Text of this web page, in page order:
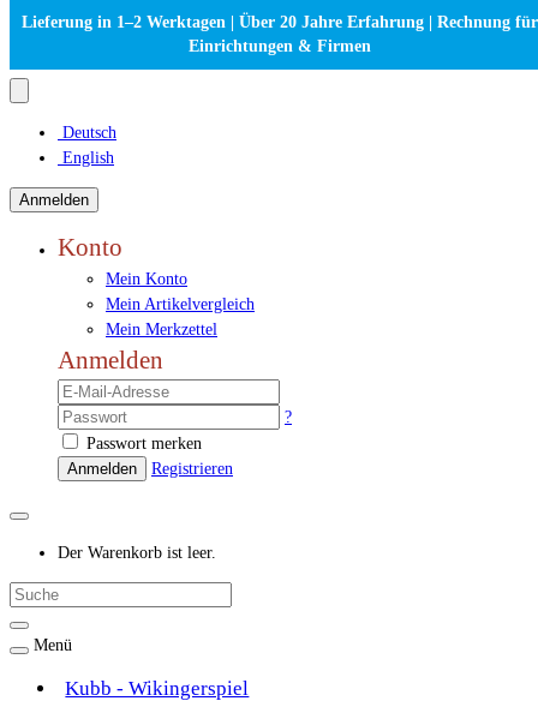
Deutsch
English
Anmelden
Konto
Mein Konto
Mein Artikelvergleich
Mein Merkzettel
Anmelden
?
Passwort merken
Anmelden
Registrieren
Der Warenkorb ist leer.
Menü
Kubb - Wikingerspiel
Lieferung in 1–2 Werktagen | Über 20 Jahre Erfahrung | Rechnung für
Einrichtungen & Firmen